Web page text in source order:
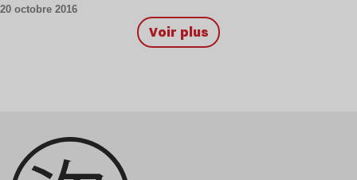
20 octobre 2016
Voir plus